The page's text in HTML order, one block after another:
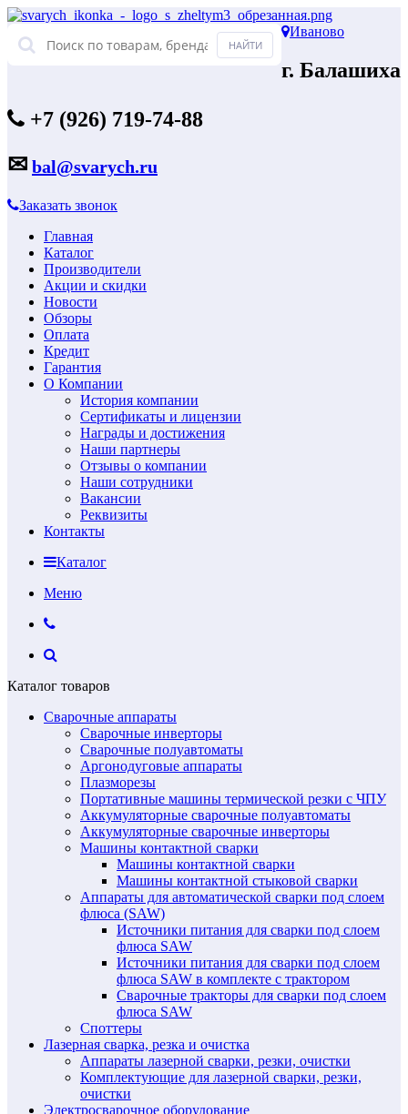
Иваново
г. Балашиха
+7 (926) 719-74-88
✉ bal@svarych.ru
Заказать звонок
Главная
Каталог
Производители
Акции и скидки
Новости
Обзоры
Оплата
Кредит
Гарантия
О Компании
История компании
Сертификаты и лицензии
Награды и достижения
Наши партнеры
Отзывы о компании
Наши сотрудники
Вакансии
Реквизиты
Контакты
Каталог
Меню
Каталог товаров
Сварочные аппараты
Сварочные инверторы
Сварочные полуавтоматы
Аргонодуговые аппараты
Плазморезы
Портативные машины термической резки с ЧПУ
Аккумуляторные сварочные полуавтоматы
Аккумуляторные сварочные инверторы
Машины контактной сварки
Машины контактной сварки
Машины контактной стыковой сварки
Аппараты для автоматической сварки под слоем
флюса (SAW)
Источники питания для сварки под слоем
флюса SAW
Источники питания для сварки под слоем
флюса SAW в комплекте с трактором
Сварочные тракторы для сварки под слоем
флюса SAW
Споттеры
Лазерная сварка, резка и очистка
Аппараты лазерной сварки, резки, очистки
Комплектующие для лазерной сварки, резки,
очистки
Электросварочное оборудование